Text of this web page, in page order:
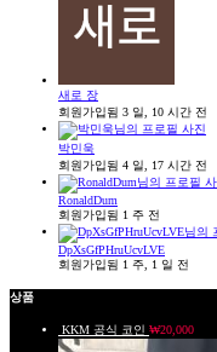
새로 장
회원가입됨 3 일, 10 시간 전
박민욱
회원가입됨 4 일, 17 시간 전
RonaldDum
회원가입됨 1 주 전
DpXsGfPHruUcvLVE
회원가입됨 1 주, 1 일 전
상품
KKM 공식 코인 ₩20,000